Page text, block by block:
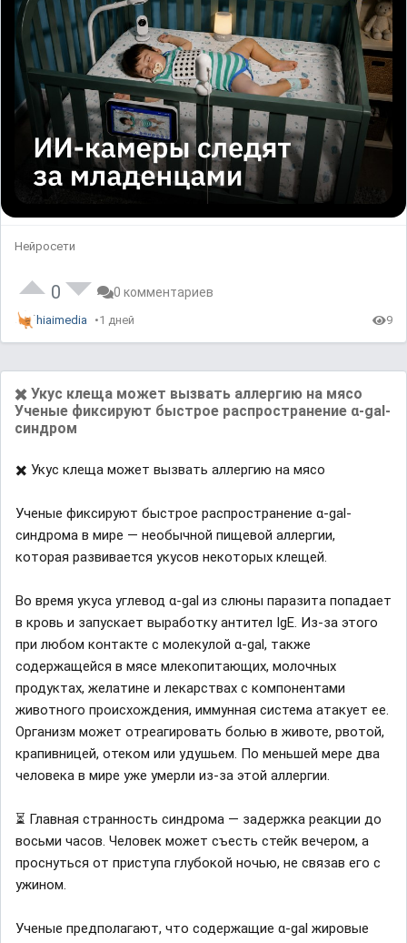
Нейросети
0 0 комментариев
hiaimedia 1 дней 9
✖️ Укус клеща может вызвать аллергию на мясо
Ученые фиксируют быстрое распространение α-gal-
синдром
✖️ Укус клеща может вызвать аллергию на мясо
Ученые фиксируют быстрое распространение α-gal-
синдрома в мире — необычной пищевой аллергии,
которая развивается укусов некоторых клещей.
Во время укуса углевод α-gal из слюны паразита попадает
в кровь и запускает выработку антител IgE. Из-за этого
при любом контакте с молекулой α-gal, также
содержащейся в мясе млекопитающих, молочных
продуктах, желатине и лекарствах с компонентами
животного происхождения, иммунная система атакует ее.
Организм может отреагировать болью в животе, рвотой,
крапивницей, отеком или удушьем. По меньшей мере два
человека в мире уже умерли из-за этой аллергии.
⏳ Главная странность синдрома — задержка реакции до
восьми часов. Человек может съесть стейк вечером, а
проснуться от приступа глубокой ночью, не связав его с
ужином.
Ученые предполагают, что содержащие α-gal жировые